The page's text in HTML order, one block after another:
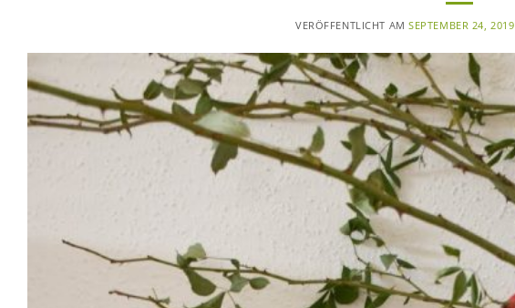
VERÖFFENTLICHT AMSEPTEMBER 24, 2019